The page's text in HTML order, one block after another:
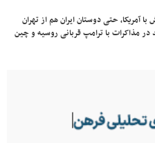
آمریکا، حتی دوستان ایران هم از تهران
در مذاکرات با ترامپ قربانی روسیه و چین